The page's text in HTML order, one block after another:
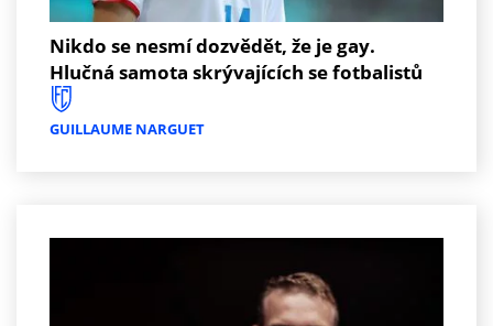
Nikdo se nesmí dozvědět, že je gay.
Hlučná samota skrývajících se fotbalistů
GUILLAUME NARGUET